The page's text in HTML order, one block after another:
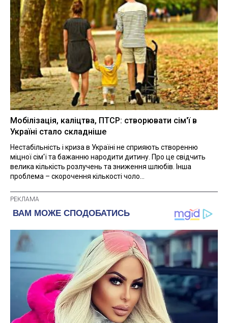
Мобілізація, каліцтва, ПТСР: створювати сім'ї в
Україні стало складніше
Нестабільність і криза в Україні не сприяють створенню
міцної сім'ї та бажанню народити дитину. Про це свідчить
велика кількість розлучень та зниження шлюбів. Інша
проблема – скорочення кількості чоло...